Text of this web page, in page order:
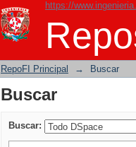
https://
Buscar
RepoFI Principal → Buscar
Buscar
Buscar: